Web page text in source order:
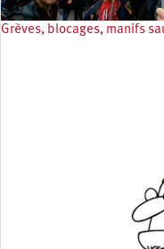
Grèves, blocages, manifs